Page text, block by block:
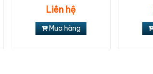
Liên hệ
Mua hàng